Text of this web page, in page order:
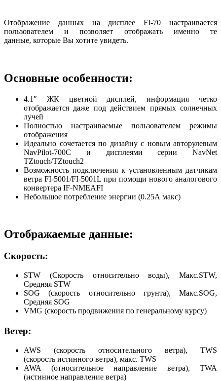
Отображение данных на дисплее FI-70 настраивается
пользователем и позволяет отображать именно те
данные, которые Вы хотите увидеть.
Основные особенности:
4.1″ ЖК цветной дисплей, информация четко
отображается даже под действием прямых солнечных
лучей
Полностью настраиваемые пользователем режимы
отображения
Идеально сочетается по дизайну с новым авторулевым
NavPilot-700C и дисплеями серии NavNet
TZtouch/TZtouch2
Возможность подключения к установленным датчикам
ветра FI-5001/FI-5001L при помощи нового аналогового
конвертера IF-NMEAFI
Небольшое потребление энергии (0.25А макс)
Отображаемые данные:
Скорость:
STW (Скорость относительно воды), Макс.STW,
Средняя STW
SOG (скорость относительно грунта), Макс.SOG,
Средняя SOG
VMG (скорость продвижения по генеральному курсу)
Ветер:
AWS (скорость относительного ветра), TWS
(скорость истинного ветра), макс. TWS
AWA (относительное направление ветра), TWA
(истинное направление ветра)